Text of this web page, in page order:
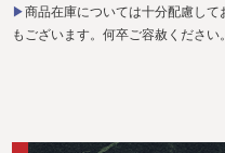
▶商品在庫については十分配慮しておりますが、やむを得ず品切れとなる場合
もございます。何卒ご容赦ください。